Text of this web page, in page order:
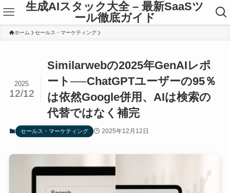
生成AIスタック大全 – 最新SaaSツ
ール徹底ガイド
ホーム セールス・マーケティング
Similarwebの2025年GenAIレポ
ート──ChatGPTユーザーの95％
は依然Google併用、AIは検索の
代替ではなく補完
2025
12/12
セールス・マーケティング 2025年12月12日